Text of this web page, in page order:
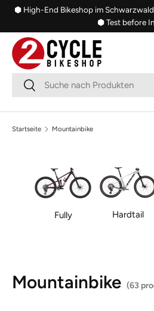
⬢ High-End Bikeshop im Schwarzwald
⬢ Test before
SuchenSuchen
Startseite Mountainbike
Fully Hardtail
Mountainbike (63